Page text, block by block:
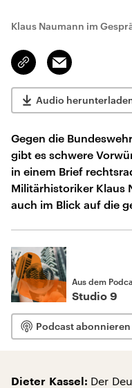
Klaus Naumann im
Link
kopieren/teilen
Email
Audio
Gegen die
gibt es schwere
in einem Brief
Militärhistoriker Klaus
auch im Blick auf die
Aus dem
Studio 9
Podcast abonnieren
Dieter Kassel: Der